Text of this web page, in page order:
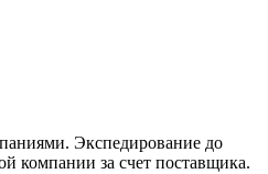
Экспедирование до
компании за счет поставщика.